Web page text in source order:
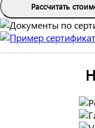
Рассчитать